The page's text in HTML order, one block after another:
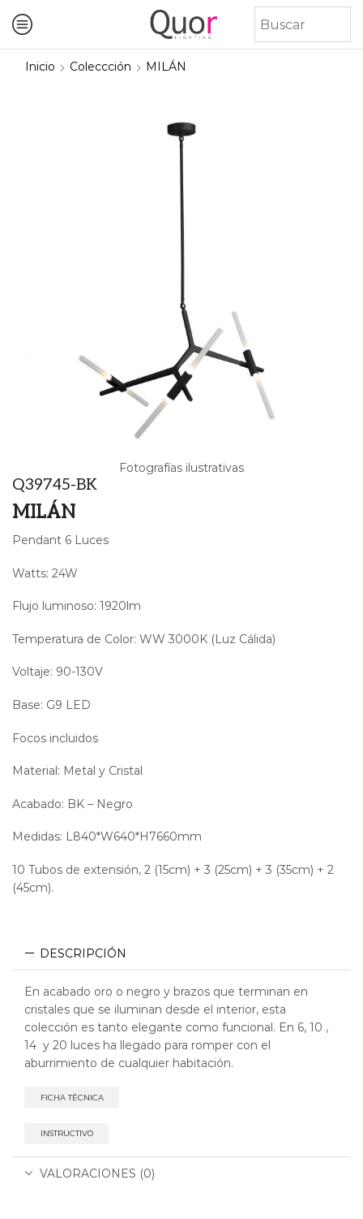
Inicio Coleccción MILÁN
Fotografías ilustrativas
Q39745-BK
MILÁN
Pendant 6 Luces
Watts: 24W
Flujo luminoso: 1920lm
Temperatura de Color: WW 3000K (Luz Cálida)
Voltaje: 90-130V
Base: G9 LED
Focos incluidos
Material: Metal y Cristal
Acabado: BK – Negro
Medidas: L840*W640*H7660mm
10 Tubos de extensión, 2 (15cm) + 3 (25cm) + 3 (35cm) + 2
(45cm).
DESCRIPCIÓN
En acabado oro o negro y brazos que terminan en
cristales que se iluminan desde el interior, esta
colección es tanto elegante como funcional. En 6, 10 ,
14 y 20 luces ha llegado para romper con el
aburrimiento de cualquier habitación.
FICHA TÉCNICA
INSTRUCTIVO
VALORACIONES (0)